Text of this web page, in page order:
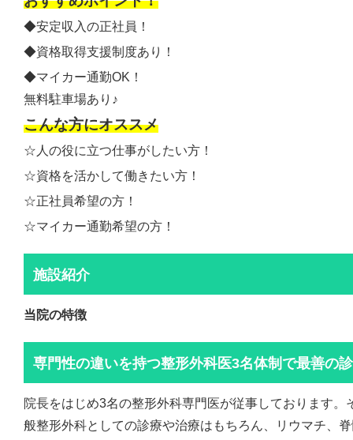
◆安定収入の正社員！
◆資格取得支援制度あり！
◆マイカー通勤OK！
無料駐車場あり♪
こんな方にオススメ
☆人の役に立つ仕事がしたい方！
☆資格を活かして働きたい方！
☆正社員希望の方！
☆マイカー通勤希望の方！
施設紹介
当院の特徴
専門性の違いを持つ整形外科医3名体制で最善の
院長をはじめ3名の整形外科専門医が従事しております。
般整形外科としての診療や治療はもちろん、リウマチ、